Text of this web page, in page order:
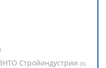
)
Стройиндустрии (0)